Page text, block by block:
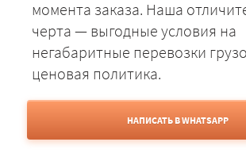
момента заказа. Наша
черта — выгодные условия на
негабаритные перевозки
ценовая политика.
НАПИСАТЬ В WHATSAPP